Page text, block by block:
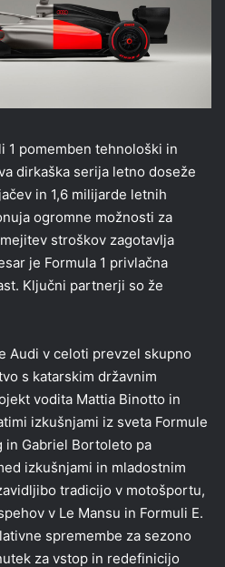
1 pomemben tehnološki in
dirkaška serija letno doseže
in 1,6 milijarde letnih
ogromne možnosti za
stroškov zagotavlja
je Formula 1 privlačna
Ključni partnerji so že
Audi v celoti prevzel skupno
s katarskim državnim
vodita Mattia Binotto in
izkušnjami iz sveta Formule
in Gabriel Bortoleto pa
izkušnjami in mladostnim
tradicijo v motošportu,
v Le Mansu in Formuli E.
spremembe za sezono
za vstop in redefinicijo